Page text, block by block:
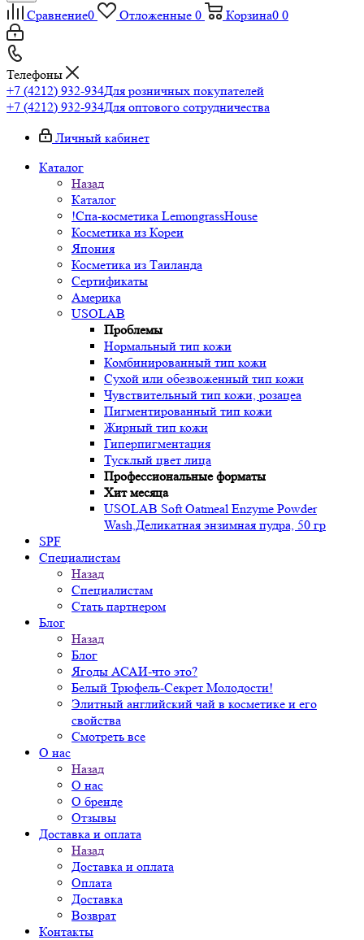
Сравнение0 Отложенные 0 Корзина0 0
Телефоны
+7 (4212) 932-934Для розничных покупателей
+7 (4212) 932-934Для оптового сотрудничества
Личный кабинет
Каталог
Назад
Каталог
!Спа-косметика LemongrassHouse
Косметика из Кореи
Япония
Косметика из Таиланда
Сертификаты
Америка
USOLAB
Проблемы
Нормальный тип кожи
Комбинированный тип кожи
Сухой или обезвоженный тип кожи
Чувствительный тип кожи, розацеа
Пигментированный тип кожи
Жирный тип кожи
Гиперпигментация
Тусклый цвет лица
Профессиональные форматы
Хит месяца
USOLAB Soft Oatmeal Enzyme Powder
Wash,Деликатная энзимная пудра, 50 гр
SPF
Специалистам
Назад
Специалистам
Стать партнером
Блог
Назад
Блог
Ягоды АСАИ-что это?
Белый Трюфель-Секрет Молодости!
Элитный английский чай в косметике и его
свойства
Смотреть все
О нас
Назад
О нас
О бренде
Отзывы
Доставка и оплата
Назад
Доставка и оплата
Оплата
Доставка
Возврат
Контакты